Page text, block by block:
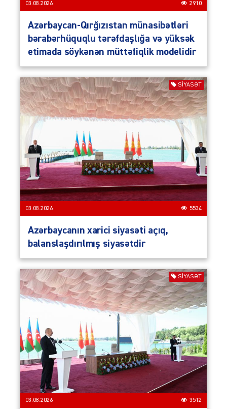
03.08.2026 2910
Azərbaycan-Qırğızıstan münasibətləri
bərabərhüquqlu tərəfdaşlığa və yüksək
etimada söykənən müttəfiqlik modelidir
SIYASƏT
03.08.2026 5534
Azərbaycanın xarici siyasəti açıq,
balanslaşdırılmış siyasətdir
SIYASƏT
03.08.2026 3512